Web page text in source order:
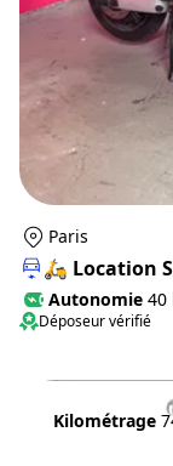
Paris
🛵 Location
Autonomie 40
Déposeur vérifié
Kilométrage